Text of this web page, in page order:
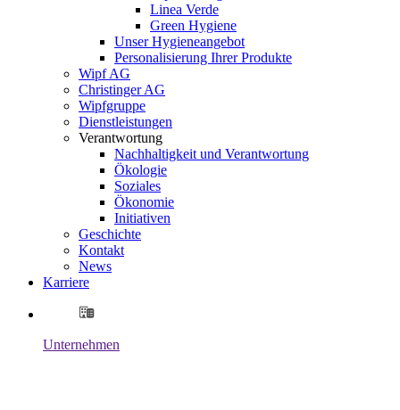
Linea Verde
Green Hygiene
Unser Hygieneangebot
Personalisierung Ihrer Produkte
Wipf AG
Christinger AG
Wipfgruppe
Dienstleistungen
Verantwortung
Nachhaltigkeit und Verantwortung
Ökologie
Soziales
Ökonomie
Initiativen
Geschichte
Kontakt
News
Karriere
Unternehmen